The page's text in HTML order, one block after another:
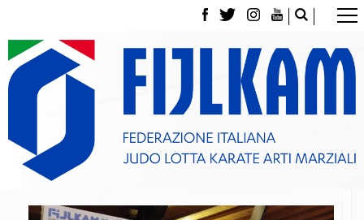
La Federazione
Tesseramento
Contatti
Norme e modulistica Affiliazioni e Tesseramenti
Classifica Società Sportive con più di 100 atleti
tesserati
Gare e Risultati